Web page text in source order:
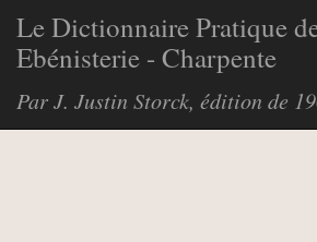
Le Dictionnaire Pratique
Ebénisterie - Charpente
Par J. Justin Storck, édition de